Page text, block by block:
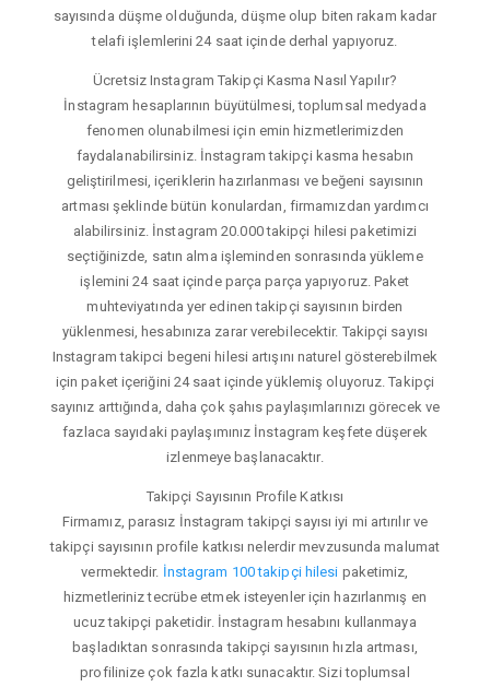
sayısında düşme olduğunda, düşme olup biten rakam kadar
telafi işlemlerini 24 saat içinde derhal yapıyoruz.
Ücretsiz Instagram Takipçi Kasma Nasıl Yapılır?
İnstagram hesaplarının büyütülmesi, toplumsal medyada
fenomen olunabilmesi için emin hizmetlerimizden
faydalanabilirsiniz. İnstagram takipçi kasma hesabın
geliştirilmesi, içeriklerin hazırlanması ve beğeni sayısının
artması şeklinde bütün konulardan, firmamızdan yardımcı
alabilirsiniz. İnstagram 20.000 takipçi hilesi paketimizi
seçtiğinizde, satın alma işleminden sonrasında yükleme
işlemini 24 saat içinde parça parça yapıyoruz. Paket
muhteviyatında yer edinen takipçi sayısının birden
yüklenmesi, hesabınıza zarar verebilecektir. Takipçi sayısı
Instagram takipci begeni hilesi artışını naturel gösterebilmek
için paket içeriğini 24 saat içinde yüklemiş oluyoruz. Takipçi
sayınız arttığında, daha çok şahıs paylaşımlarınızı görecek ve
fazlaca sayıdaki paylaşımınız İnstagram keşfete düşerek
izlenmeye başlanacaktır.
Takipçi Sayısının Profile Katkısı
Firmamız, parasız İnstagram takipçi sayısı iyi mi artırılır ve
takipçi sayısının profile katkısı nelerdir mevzusunda malumat
vermektedir. İnstagram 100 takipçi hilesi paketimiz,
hizmetleriniz tecrübe etmek isteyenler için hazırlanmış en
ucuz takipçi paketidir. İnstagram hesabını kullanmaya
başladıktan sonrasında takipçi sayısının hızla artması,
profilinize çok fazla katkı sunacaktır. Sizi toplumsal